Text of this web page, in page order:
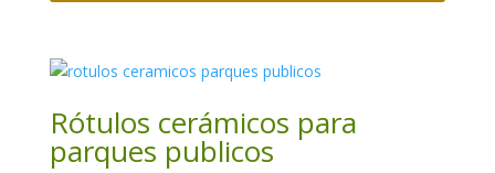
Rótulos cerámicos para
parques publicos